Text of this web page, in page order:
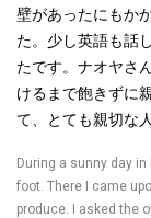
壁があったにもか
た。少し英語も話
たです。ナオヤさ
けるまで飽きずに
て、とても親切な
During a sunny day
foot. There I came
produce. I asked the